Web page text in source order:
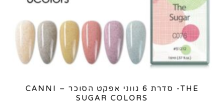
CANNI – סדרת 6 גווני אפקט הסוכר -THE
SUGAR COLORS